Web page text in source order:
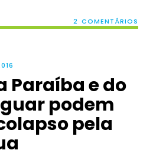
2 COMENTÁRIOS
Paraíba e do
podem
pela